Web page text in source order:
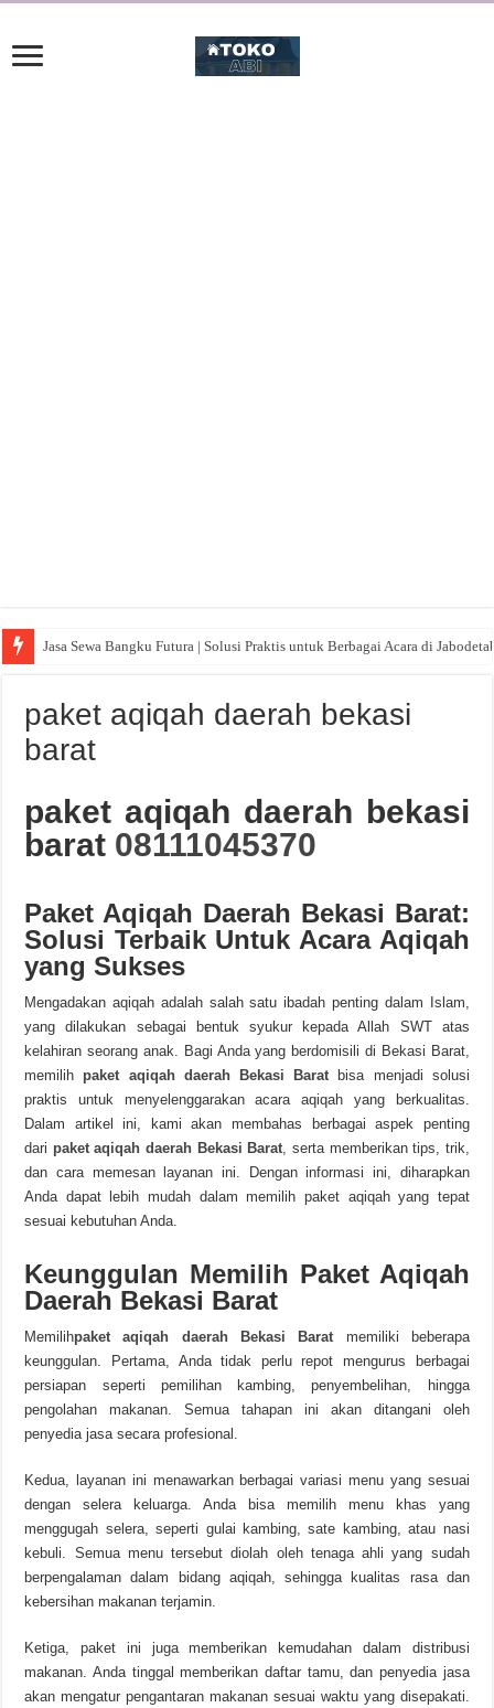
Jasa Sewa Bangku Futura | Solusi Praktis untuk Berbagai Acara di
paket aqiqah daerah bekasi
barat
paket aqiqah daerah bekasi
barat 08111045370
Paket Aqiqah Daerah Bekasi Barat:
Solusi Terbaik Untuk Acara Aqiqah
yang Sukses
Mengadakan aqiqah adalah salah satu ibadah penting dalam Islam,
yang dilakukan sebagai bentuk syukur kepada Allah SWT atas
kelahiran seorang anak. Bagi Anda yang berdomisili di Bekasi Barat,
memilih paket aqiqah daerah Bekasi Baratbisa menjadi solusi
praktis untuk menyelenggarakan acara aqiqah yang berkualitas.
Dalam artikel ini, kami akan membahas berbagai aspek penting
dari paket aqiqah daerah Bekasi Barat, serta memberikan tips, trik,
dan cara memesan layanan ini. Dengan informasi ini, diharapkan
Anda dapat lebih mudah dalam memilih paket aqiqah yang tepat
sesuai kebutuhan Anda.
Keunggulan Memilih Paket Aqiqah
Daerah Bekasi Barat
Memilihpaket aqiqah daerah Bekasi Barat
memiliki beberapa
keunggulan. Pertama, Anda tidak perlu repot mengurus berbagai
persiapan seperti pemilihan kambing, penyembelihan, hingga
pengolahan makanan. Semua tahapan ini akan ditangani oleh
penyedia jasa secara profesional.
Kedua, layanan ini menawarkan berbagai variasi menu yang sesuai
dengan selera keluarga. Anda bisa memilih menu khas yang
menggugah selera, seperti gulai kambing, sate kambing, atau nasi
kebuli. Semua menu tersebut diolah oleh tenaga ahli yang sudah
berpengalaman dalam bidang aqiqah, sehingga kualitas rasa dan
kebersihan makanan terjamin.
Ketiga, paket ini juga memberikan kemudahan dalam distribusi
makanan. Anda tinggal memberikan daftar tamu, dan penyedia jasa
akan mengatur pengantaran makanan sesuai waktu yang disepakati.